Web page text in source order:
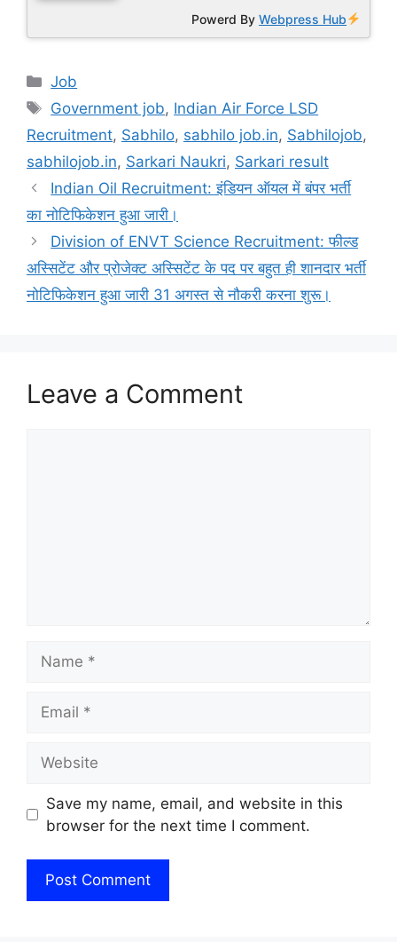
Powerd ByWebpress Hub
Categories
Job
Tags
Government job, Indian Air Force LSD
Recruitment, Sabhilo, sabhilo job.in, Sabhilojob,
sabhilojob.in, Sarkari Naukri, Sarkari result
Indian Oil Recruitment: इंडियन ऑयल में बंपर भर्ती
का नोटिफिकेशन हुआ जारी।
Division of ENVT Science Recruitment: फील्ड
अस्सिटेंट और प्रोजेक्ट अस्सिटेंट के पद पर बहुत ही शानदार भर्ती
नोटिफिकेशन हुआ जारी 31 अगस्त से नौकरी करना शुरू।
Leave a Comment
Save my name, email, and website in this
browser for the next time I comment.